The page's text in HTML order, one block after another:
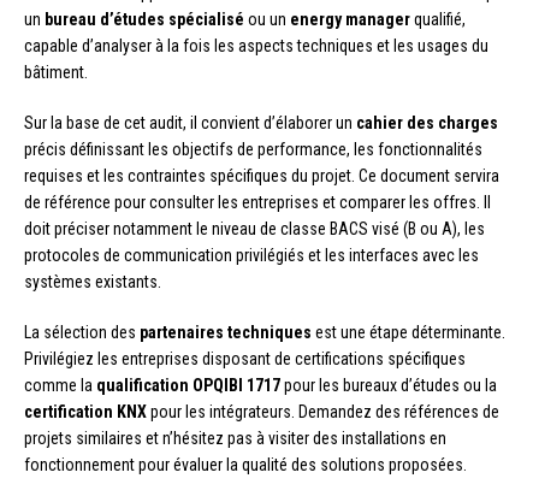
un bureau d’études spécialisé ou un energy managerqualifié,
capable d’analyser à la fois les aspects techniques et les usages du
bâtiment.
Sur la base de cet audit, il convient d’élaborer un cahier des charges
précis définissant les objectifs de performance, les fonctionnalités
requises et les contraintes spécifiques du projet. Ce document servira
de référence pour consulter les entreprises et comparer les offres. Il
doit préciser notamment le niveau de classe BACS visé (B ou A), les
protocoles de communication privilégiés et les interfaces avec les
systèmes existants.
La sélection des partenaires techniques est une étape déterminante.
Privilégiez les entreprises disposant de certifications spécifiques
comme la qualification OPQIBI 1717pour les bureaux d’études ou la
certification KNXpour les intégrateurs. Demandez des références de
projets similaires et n’hésitez pas à visiter des installations en
fonctionnement pour évaluer la qualité des solutions proposées.